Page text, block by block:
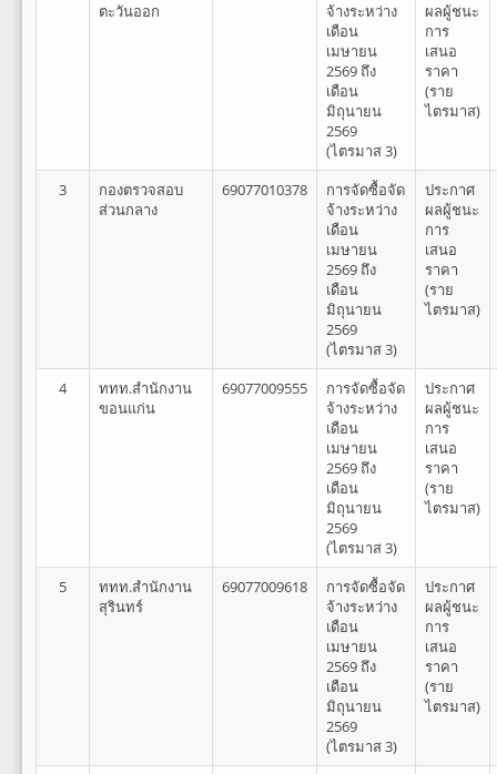
ตะวันออก
จ้างระหว่าง
เดือน
เมษายน
2569 ถึง
เดือน
มิถุนายน
2569
(ไตรมาส 3)
ผลผู้ชนะ
การ
เสนอ
ราคา
(ราย
ไตรมาส)
3
กองตรวจสอบ
ส่วนกลาง
69077010378
การจัดซื้อจัด
จ้างระหว่าง
เดือน
เมษายน
2569 ถึง
เดือน
มิถุนายน
2569
(ไตรมาส 3)
ประกาศ
ผลผู้ชนะ
การ
เสนอ
ราคา
(ราย
ไตรมาส)
4
ททท.สำนักงาน
ขอนแก่น
69077009555
การจัดซื้อจัด
จ้างระหว่าง
เดือน
เมษายน
2569 ถึง
เดือน
มิถุนายน
2569
(ไตรมาส 3)
ประกาศ
ผลผู้ชนะ
การ
เสนอ
ราคา
(ราย
ไตรมาส)
5
ททท.สำนักงาน
สุรินทร์
69077009618
การจัดซื้อจัด
จ้างระหว่าง
เดือน
เมษายน
2569 ถึง
เดือน
มิถุนายน
2569
(ไตรมาส 3)
ประกาศ
ผลผู้ชนะ
การ
เสนอ
ราคา
(ราย
ไตรมาส)